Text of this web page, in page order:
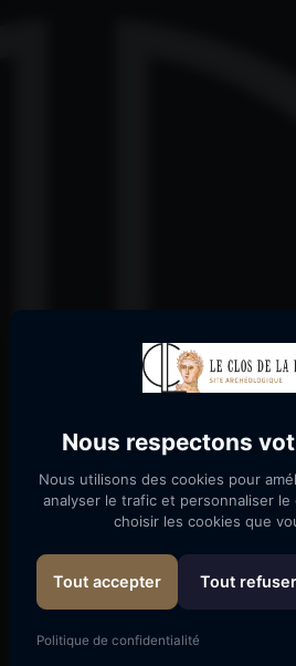
07
Visita al
Nous respectons
Nous utilisons des cookies pour
analyser le trafic et personnaliser
choisir les cookies que
Tout accepter Tout refuser
Politique de confidentialité